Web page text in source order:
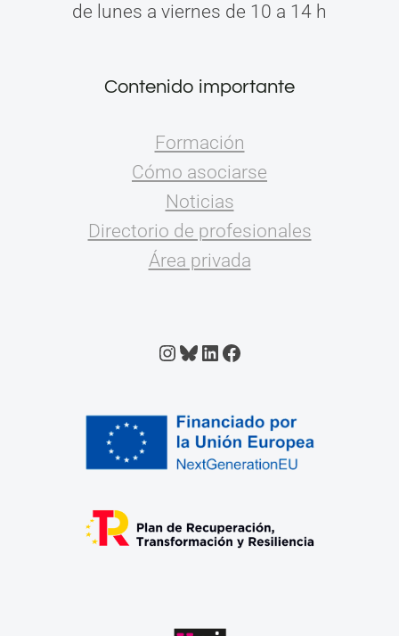
de lunes a viernes de 10 a 14 h
Contenido importante
Formación
Cómo asociarse
Noticias
Directorio de profesionales
Área privada
Instagram
Bluesky
LinkedIn
Facebook